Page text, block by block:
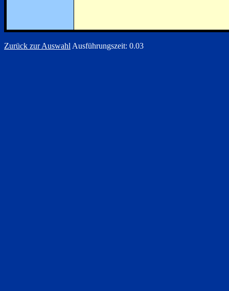
Zurück zur Auswahl Ausführungszeit: 0.03